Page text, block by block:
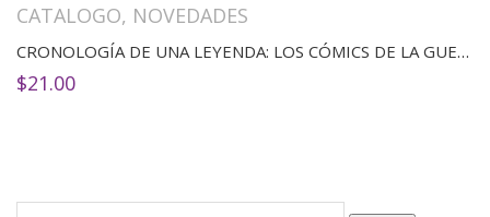
CATALOGO, NOVEDADES
CRONOLOGÍA DE UNA LEYENDA: LOS CÓMICS DE LA GUERRA DE LAS GALAXIAS
$21.00